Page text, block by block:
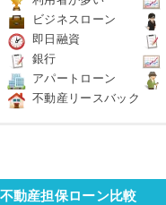
ビジネスローン
即日融資
銀行
アパートローン
不動産リースバック
不動産担保ローン比較